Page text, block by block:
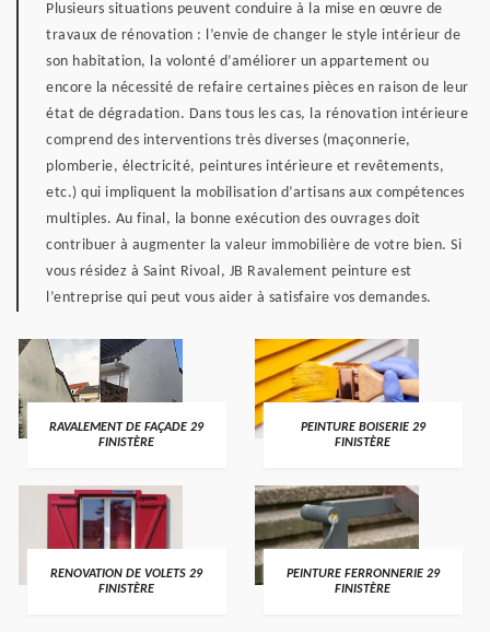
Plusieurs situations peuvent conduire à la mise en œuvre de
travaux de rénovation : l’envie de changer le style intérieur de
son habitation, la volonté d’améliorer un appartement ou
encore la nécessité de refaire certaines pièces en raison de leur
état de dégradation. Dans tous les cas, la rénovation intérieure
comprend des interventions très diverses (maçonnerie,
plomberie, électricité, peintures intérieure et revêtements,
etc.) qui impliquent la mobilisation d’artisans aux compétences
multiples. Au final, la bonne exécution des ouvrages doit
contribuer à augmenter la valeur immobilière de votre bien. Si
vous résidez à Saint Rivoal, JB Ravalement peinture est
l’entreprise qui peut vous aider à satisfaire vos demandes.
RAVALEMENT DE FAÇADE 29
FINISTÈRE
PEINTURE BOISERIE 29
FINISTÈRE
RENOVATION DE VOLETS 29
FINISTÈRE
PEINTURE FERRONNERIE 29
FINISTÈRE